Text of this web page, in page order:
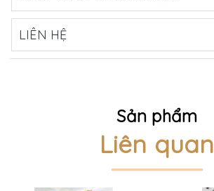
LIÊN HỆ
Sản phẩm
Liên quan